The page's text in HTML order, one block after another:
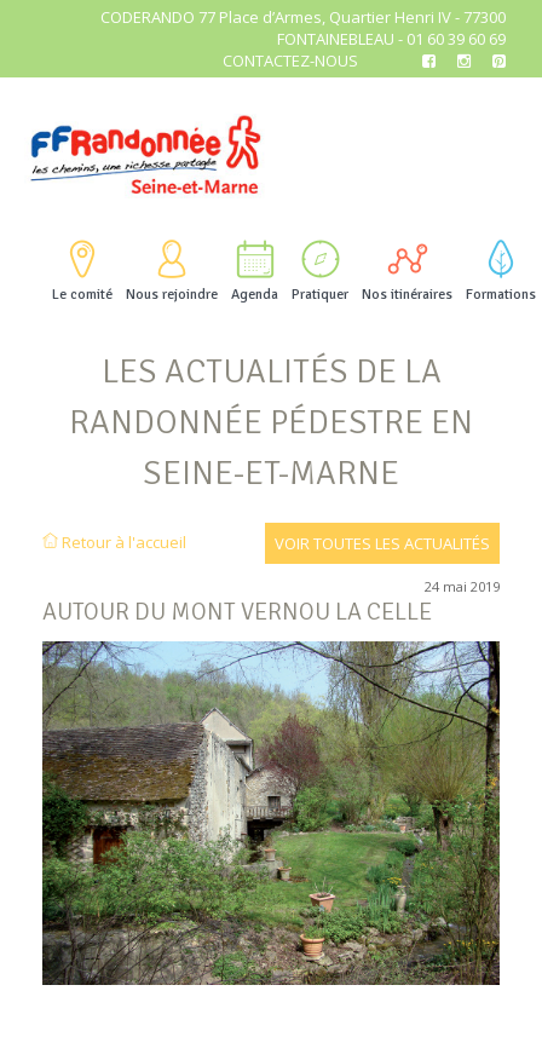
CODERANDO 77 Place d’Armes, Quartier Henri IV - 77300
FONTAINEBLEAU - 01 60 39 60 69
CONTACTEZ-NOUS
Le comité Nous rejoindre Agenda Pratiquer Nos itinéraires Formations
LES ACTUALITÉS DE LA
RANDONNÉE PÉDESTRE EN
SEINE-ET-MARNE
Retour à l'accueil VOIR TOUTES LES ACTUALITÉS
AUTOUR DU MONT VERNOU LA CELLE
24 mai 2019